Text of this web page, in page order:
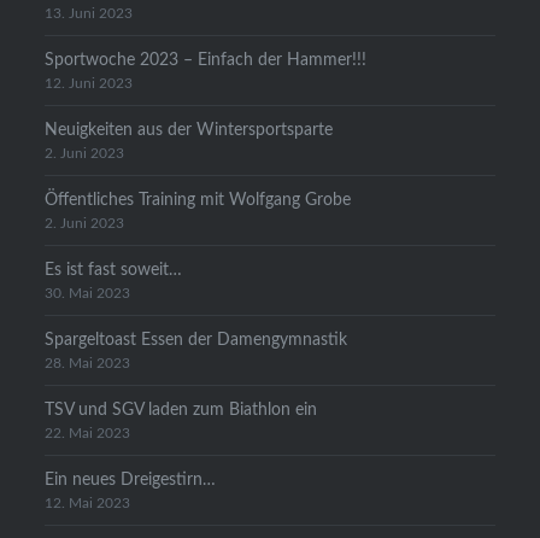
13. Juni 2023
Sportwoche 2023 – Einfach der Hammer!!!
12. Juni 2023
Neuigkeiten aus der Wintersportsparte
2. Juni 2023
Öffentliches Training mit Wolfgang Grobe
2. Juni 2023
Es ist fast soweit…
30. Mai 2023
Spargeltoast Essen der Damengymnastik
28. Mai 2023
TSV und SGV laden zum Biathlon ein
22. Mai 2023
Ein neues Dreigestirn…
12. Mai 2023